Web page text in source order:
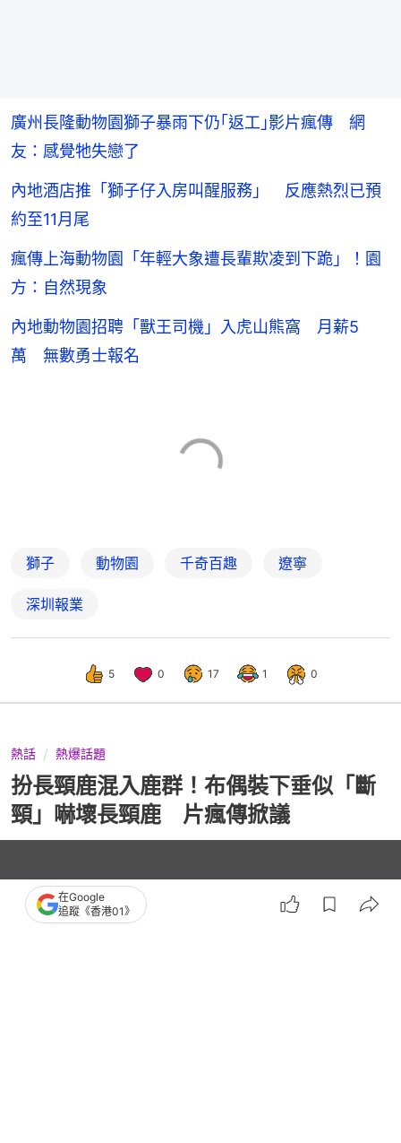
廣州長隆動物園獅子暴雨下仍｢返工｣影片瘋傳 網
友：感覺牠失戀了
內地酒店推「獅子仔入房叫醒服務」 反應熱烈已預
約至11月尾
瘋傳上海動物園「年輕大象遭長輩欺凌到下跪」！園
方：自然現象
內地動物園招聘「獸王司機」入虎山熊窩 月薪5
萬 無數勇士報名
獅子 動物園 千奇百趣 遼寧
深圳報業
5 0 17 1 0
熱話 熱爆話題
扮長頸鹿混入鹿群！布偶裝下垂似「斷
頸」嚇壞長頸鹿 片瘋傳掀議
在Google
追蹤《香港01》